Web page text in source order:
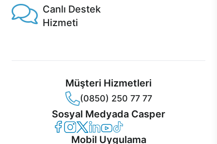
Canlı Destek
Hizmeti
Müşteri Hizmetleri
(0850) 250 77 77
Sosyal Medyada Casper
Casper Facebook
Casper Instagram
Casper Twitter
Casper LinkedIn
Casper YouTube
Casper TikTok
Mobil Uygulama